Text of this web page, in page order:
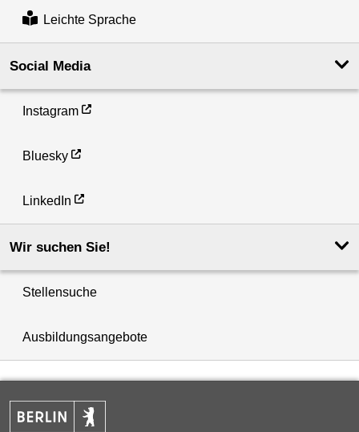
Leichte Sprache
Social Media
Instagram
Bluesky
LinkedIn
Wir suchen Sie!
Stellensuche
Ausbildungsangebote